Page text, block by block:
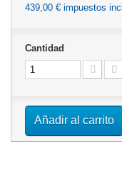
439,00 € impuestos
Cantidad
Añadir al carrito